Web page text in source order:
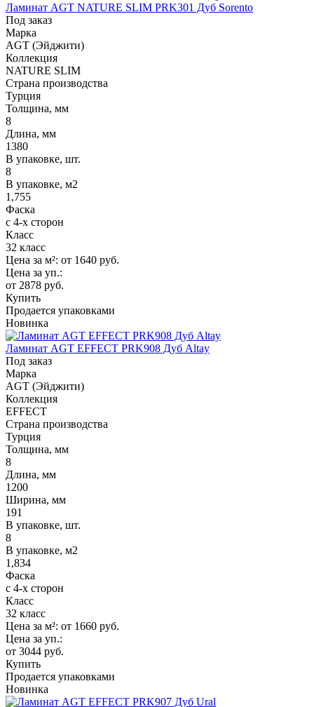
Ламинат AGT NATURE SLIM PRK301 Дуб Sorento
Под заказ
Марка
AGT (Эйджити)
Коллекция
NATURE SLIM
Страна производства
Турция
Толщина, мм
8
Длина, мм
1380
В упаковке, шт.
8
В упаковке, м2
1,755
Фаска
с 4-х сторон
Класс
32 класс
Цена за м²: от 1640 руб.
Цена за уп.:
от 2878 руб.
Купить
Продается упаковками
Новинка
Ламинат AGT EFFECT PRK908 Дуб Altay
Под заказ
Марка
AGT (Эйджити)
Коллекция
EFFECT
Страна производства
Турция
Толщина, мм
8
Длина, мм
1200
Ширина, мм
191
В упаковке, шт.
8
В упаковке, м2
1,834
Фаска
с 4-х сторон
Класс
32 класс
Цена за м²: от 1660 руб.
Цена за уп.:
от 3044 руб.
Купить
Продается упаковками
Новинка